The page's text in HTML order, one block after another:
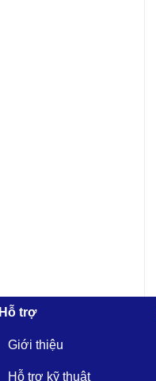
Hỗ trợ
Giới thiệu
Hỗ trợ kỹ thuật